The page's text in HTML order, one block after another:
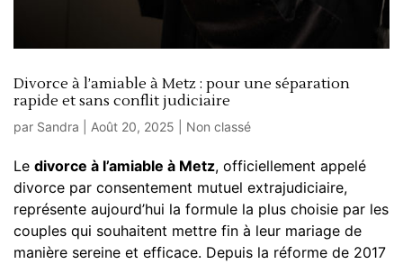
Divorce à l’amiable à Metz : pour une séparation
rapide et sans conflit judiciaire
par Sandra Août 20, 2025 Non classé
Le divorce à l’amiable à Metz, officiellement appelé
divorce par consentement mutuel extrajudiciaire,
représente aujourd’hui la formule la plus choisie par les
couples qui souhaitent mettre fin à leur mariage de
manière sereine et efficace. Depuis la réforme de 2017